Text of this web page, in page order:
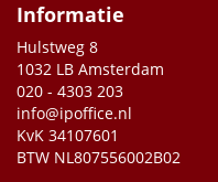
Informatie
Hulstweg 8
1032 LB Amsterdam
020 - 4303 203
info@ipoffice.nl
KvK 34107601
BTW NL807556002B02